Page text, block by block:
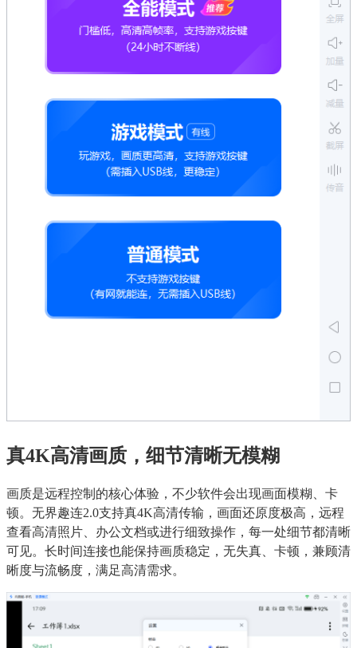
真4K高清画质，细节清晰无模糊
画质是远程控制的核心体验，不少软件会出现画面模糊、卡
顿。无界趣连2.0支持真4K高清传输，画面还原度极高，远程
查看高清照片、办公文档或进行细致操作，每一处细节都清晰
可见。长时间连接也能保持画质稳定，无失真、卡顿，兼顾清
晰度与流畅度，满足高清需求。